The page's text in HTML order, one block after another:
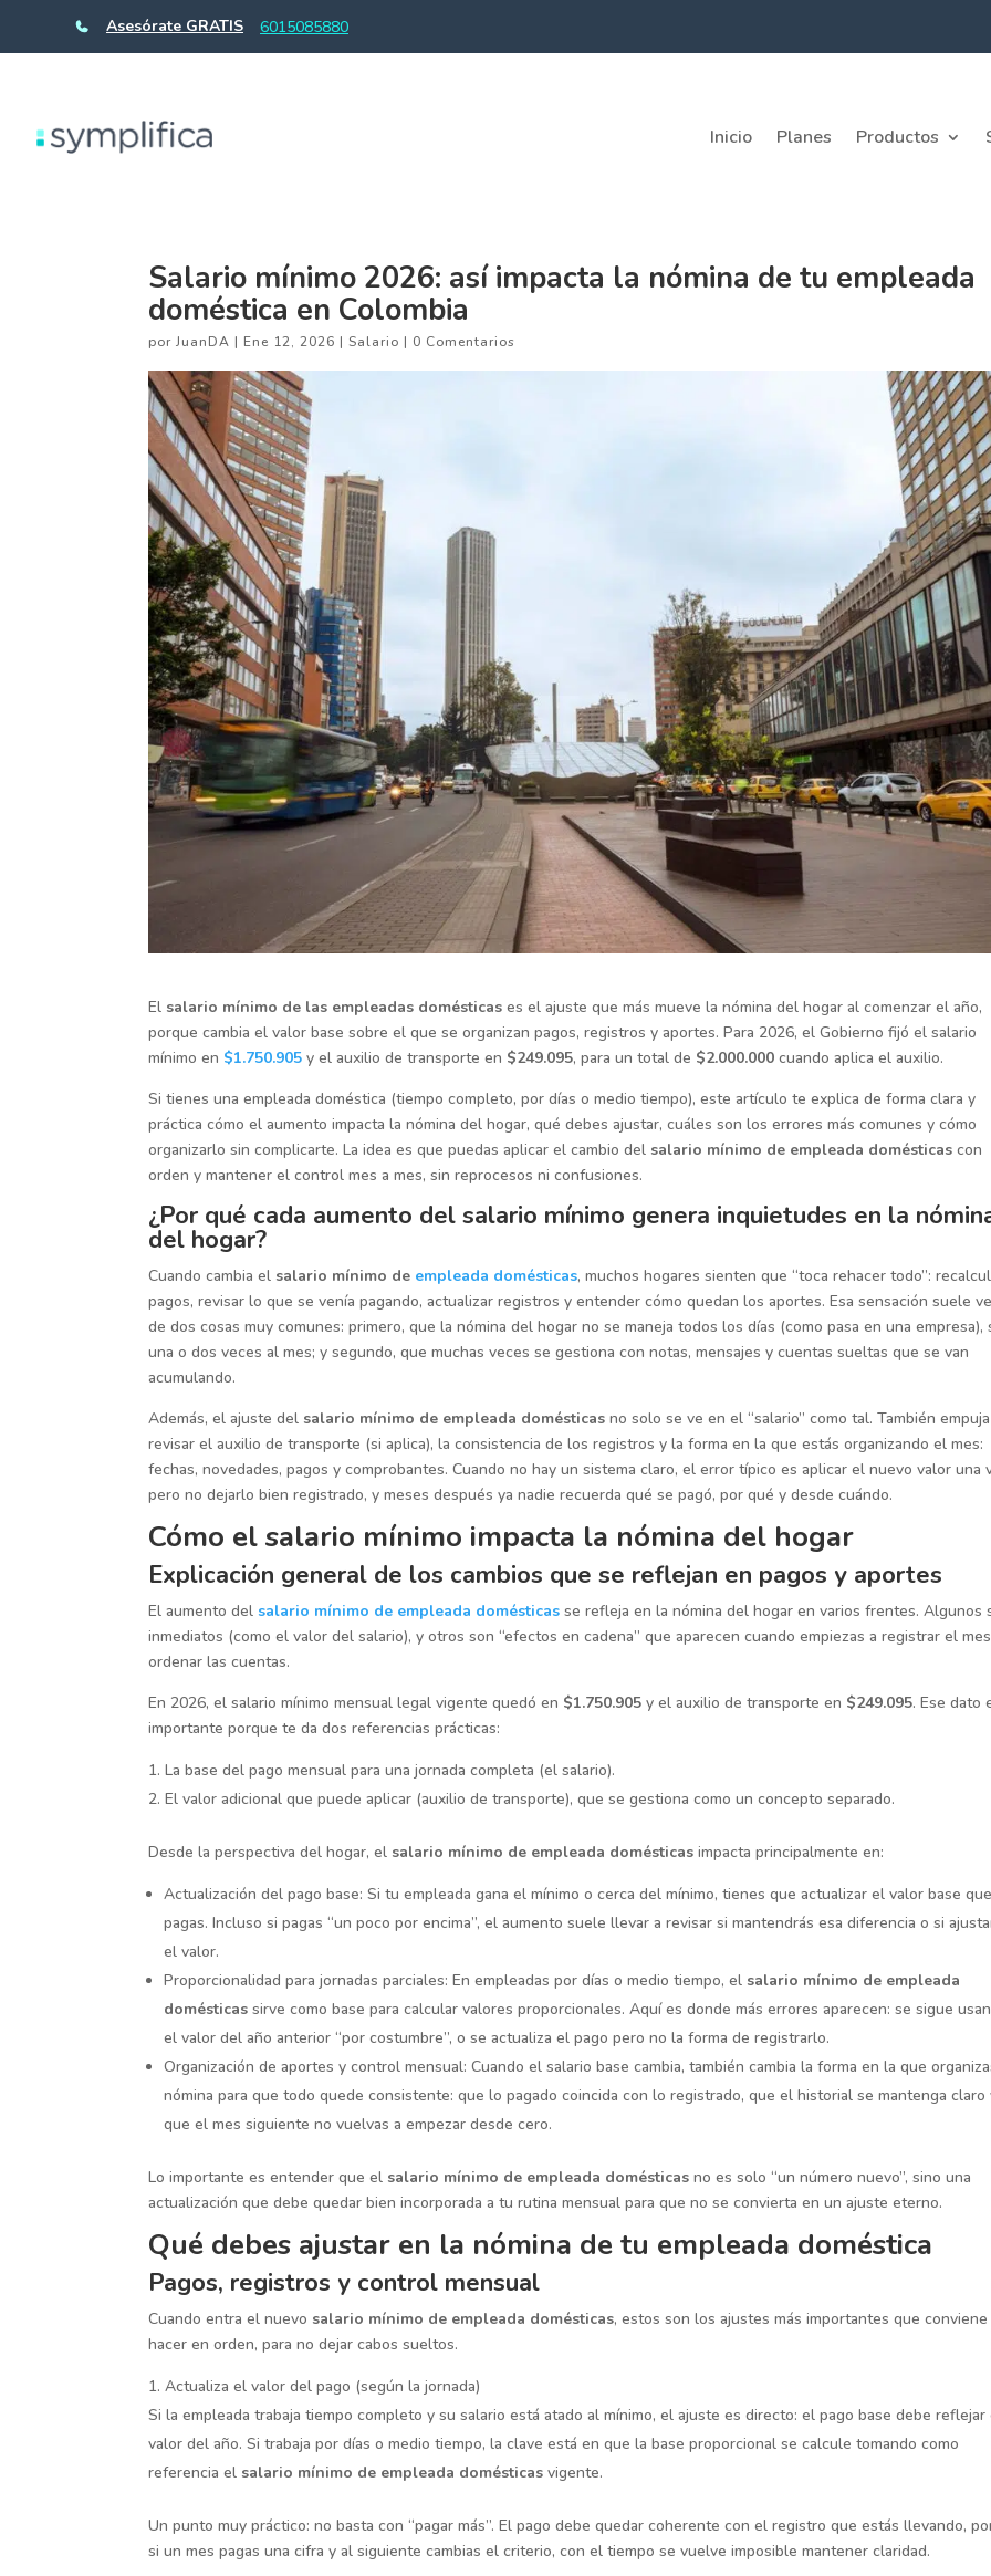
Inicio Planes Productos
Salario mínimo 2026: así impacta la nómina de tu empleada
doméstica en Colombia
porJuanDA | Ene 12, 2026 |Salario | 0 Comentarios
El salario mínimo de las empleadas domésticas es el ajuste que más mueve la nómina del hogar al comenzar el año,
porque cambia el valor base sobre el que se organizan pagos, registros y aportes. Para 2026, el Gobierno fijó el salario
mínimo en $1.750.905 y el auxilio de transporte en $249.095, para un total de $2.000.000 cuando aplica el auxilio.
Si tienes una empleada doméstica (tiempo completo, por días o medio tiempo), este artículo te explica de forma clara y
práctica cómo el aumento impacta la nómina del hogar, qué debes ajustar, cuáles son los errores más comunes y cómo
organizarlo sin complicarte. La idea es que puedas aplicar el cambio del salario mínimo de empleada domésticas con
orden y mantener el control mes a mes, sin reprocesos ni confusiones.
¿Por qué cada aumento del salario mínimo genera inquietudes en la
del hogar?
Cuando cambia el salario mínimo de empleada domésticas, muchos hogares sienten que “toca rehacer todo”:
pagos, revisar lo que se venía pagando, actualizar registros y entender cómo quedan los aportes. Esa sensación suele
de dos cosas muy comunes: primero, que la nómina del hogar no se maneja todos los días (como pasa en una empresa),
una o dos veces al mes; y segundo, que muchas veces se gestiona con notas, mensajes y cuentas sueltas que se van
acumulando.
Además, el ajuste del salario mínimo de empleada domésticas no solo se ve en el “salario” como tal. También
revisar el auxilio de transporte (si aplica), la consistencia de los registros y la forma en la que estás organizando el mes:
fechas, novedades, pagos y comprobantes. Cuando no hay un sistema claro, el error típico es aplicar el nuevo valor una
pero no dejarlo bien registrado, y meses después ya nadie recuerda qué se pagó, por qué y desde cuándo.
Cómo el salario mínimo impacta la nómina del hogar
Explicación general de los cambios que se reflejan en pagos y aportes
El aumento delsalario mínimo de empleada domésticas se refleja en la nómina del hogar en varios frentes. Algunos
inmediatos (como el valor del salario), y otros son “efectos en cadena” que aparecen cuando empiezas a registrar el
ordenar las cuentas.
En 2026, el salario mínimo mensual legal vigente quedó en $1.750.905 y el auxilio de transporte en $249.095. Ese dato
importante porque te da dos referencias prácticas:
La base del pago mensual para una jornada completa (el salario).
El valor adicional que puede aplicar (auxilio de transporte), que se gestiona como un concepto separado.
Desde la perspectiva del hogar, el salario mínimo de empleada domésticas impacta principalmente en:
Actualización del pago base: Si tu empleada gana el mínimo o cerca del mínimo, tienes que actualizar el valor base que
pagas. Incluso si pagas “un poco por encima”, el aumento suele llevar a revisar si mantendrás esa diferencia o si
el valor.
Proporcionalidad para jornadas parciales: En empleadas por días o medio tiempo, el salario mínimo de empleada
domésticas sirve como base para calcular valores proporcionales. Aquí es donde más errores aparecen: se sigue
el valor del año anterior “por costumbre”, o se actualiza el pago pero no la forma de registrarlo.
Organización de aportes y control mensual: Cuando el salario base cambia, también cambia la forma en la que
nómina para que todo quede consistente: que lo pagado coincida con lo registrado, que el historial se mantenga claro
que el mes siguiente no vuelvas a empezar desde cero.
Lo importante es entender que el salario mínimo de empleada domésticas no es solo “un número nuevo”, sino una
actualización que debe quedar bien incorporada a tu rutina mensual para que no se convierta en un ajuste eterno.
Qué debes ajustar en la nómina de tu empleada doméstica
Pagos, registros y control mensual
Cuando entra el nuevo salario mínimo de empleada domésticas, estos son los ajustes más importantes que conviene
hacer en orden, para no dejar cabos sueltos.
Actualiza el valor del pago (según la jornada)
Si la empleada trabaja tiempo completo y su salario está atado al mínimo, el ajuste es directo: el pago base debe reflejar
valor del año. Si trabaja por días o medio tiempo, la clave está en que la base proporcional se calcule tomando como
referencia el salario mínimo de empleada domésticas vigente.
Un punto muy práctico: no basta con “pagar más”. El pago debe quedar coherente con el registro que estás llevando,
si un mes pagas una cifra y al siguiente cambias el criterio, con el tiempo se vuelve imposible mantener claridad.
Asesórate GRATIS 6015085880